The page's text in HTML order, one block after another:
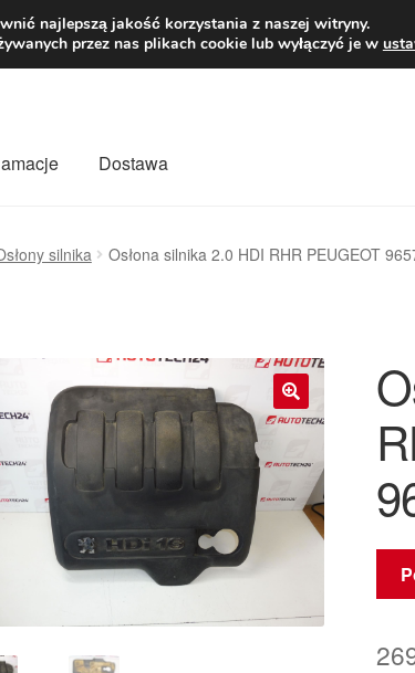
zł
Dostawa
silnika Osłona silnika 2.0 HDI RHR PEUGEOT
🔍
najlepszą jakość korzystania z naszej witryny.
przez nas plikach cookie lub wyłączyć je w